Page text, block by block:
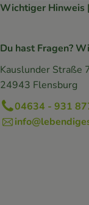
Wichtiger Hinweis |
Du hast Fragen?
Kauslunder Straße
24943 Flensburg
04634 - 931